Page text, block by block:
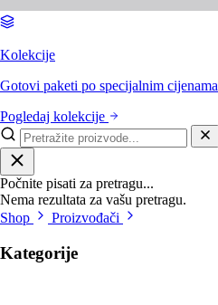
Kolekcije
Gotovi paketi po specijalnim cijenama
Pogledaj kolekcije
Počnite pisati za pretragu...
Nema rezultata za vašu pretragu.
Shop
Proizvođači
Kategorije